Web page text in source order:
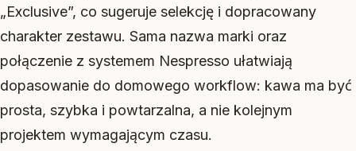
„Exclusive”, co sugeruje selekcję i dopracowany
charakter zestawu. Sama nazwa marki oraz
połączenie z systemem Nespresso ułatwiają
dopasowanie do domowego workflow: kawa ma być
prosta, szybka i powtarzalna, a nie kolejnym
projektem wymagającym czasu.